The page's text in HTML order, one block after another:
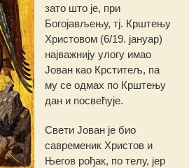
зато што је, при
Богојављењу, тј. Крштењу
Христовом (6/19. јануар)
најважнију улогу имао
Јован као Крститељ, па
му се одмах по Крштењу
дан и посвећује.
Свети Јован је био
савременик Христов и
Његов рођак, по телу, јер